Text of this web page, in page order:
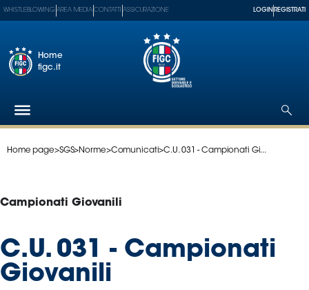
Federazione
Tecnici
Paralimpico
Serie
WHISTLEBLOWING AREA MEDIA CONTATTI ASSICURAZIONE LOGIN REGISTRATI
Home
figc.it
Home page>SGS>Norme>Comunicati>C.U. 031 - Campionati Gi...
Campionati Giovanili
C.U. 031 - Campionati
Giovanili